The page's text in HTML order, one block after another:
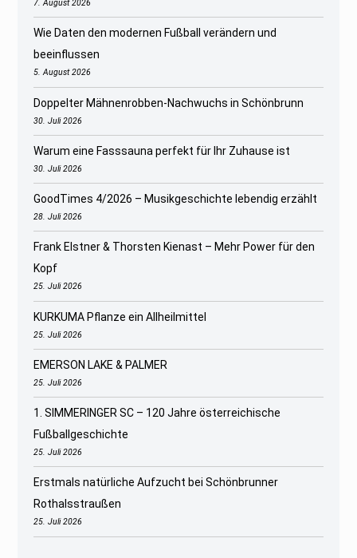
7. August 2026
Wie Daten den modernen Fußball verändern und
beeinflussen
5. August 2026
Doppelter Mähnenrobben-Nachwuchs in Schönbrunn
30. Juli 2026
Warum eine Fasssauna perfekt für Ihr Zuhause ist
30. Juli 2026
GoodTimes 4/2026 – Musikgeschichte lebendig erzählt
28. Juli 2026
Frank Elstner & Thorsten Kienast – Mehr Power für den
Kopf
25. Juli 2026
KURKUMA Pflanze ein Allheilmittel
25. Juli 2026
EMERSON LAKE & PALMER
25. Juli 2026
1. SIMMERINGER SC – 120 Jahre österreichische
Fußballgeschichte
25. Juli 2026
Erstmals natürliche Aufzucht bei Schönbrunner
Rothalsstraußen
25. Juli 2026